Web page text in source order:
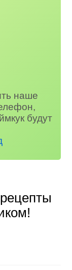
наше
будут